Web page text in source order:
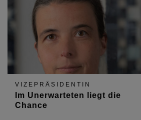
VIZEPRÄSIDENTIN
Im Unerwarteten liegt die
Chance